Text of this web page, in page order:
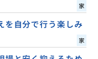
家
を自分で行う楽しみ
家